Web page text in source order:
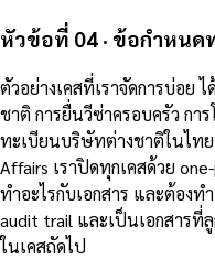
หัวข้อที่ 04 · ข้อกำหนด
ตัวอย่างเคสที่เราจัดการบ่อย
ชาติ การยื่นวีซ่าครอบครัว กา
ทะเบียนบริษัทต่างชาติในไทย
Affairs เราปิดทุกเคสด้วย
ทำอะไรกับเอกสาร และต้อง
audit trail และเป็นเอกสารที่
ในเคสถัดไป